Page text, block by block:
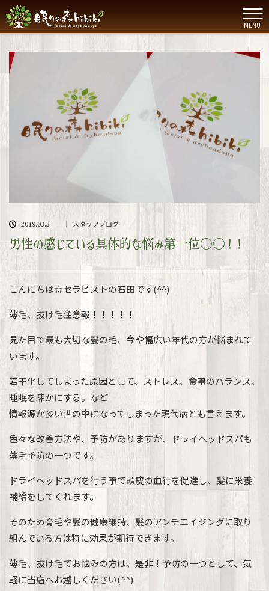
MENU
2019.03.3 スタッフブログ
男性の感じている具体的な悩み第一位○○！！
こんにちは☆セラピストの石田です(^^)
薄毛、抜け毛注意報！！！！！
見た目で最も大切な髪の毛、今や幅広い年代の方が悩まれて
います。
若干化してしまった原因として、ストレス、食事のバランス、
睡眠を疎かにする。など
情報源が多い世の中になってしまった現代病とも言えます。
色々な改善方法や、予防がありますが、ドライヘッドスパも
薄毛予防の一つです。
ドライヘッドスパを行う事で頭皮の血行を促進し、髪に栄養
補給をしてくれます。
そのため育毛や髪の健康維持、髪のアンチエイジングに取り
組んでいる方は特に効果が期待できます。
薄毛、抜け毛でお悩みの方は、是非！予防の一つとして、気
軽に当店へお越しください(^^)